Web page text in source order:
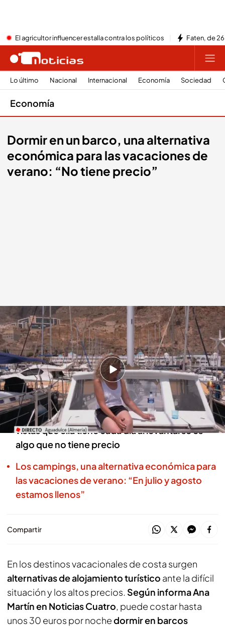
El agricultor influencer estalla contra los políticos Faten, de
Lo último Nacional Internacional Economía Sociedad
Economía
Dormir en un barco, una alternativa
económica para las vacaciones de
verano: “No tiene precio”
Así es dormir en un barco amarrado en el puerto
Redacción digital Noticias Cuatro
09 JUL 2024 - 11:00h.
Dormir en barcos atracados en los puertos
puede costar hasta unos 30 euros por noche
Una propietaria de un barco expresa que las
vistas que ella tiene cada día al levantarse es
algo que no tiene precio
Los campings, una alternativa económica para
las vacaciones de verano: “En julio y agosto
estamos llenos”
Compartir
En los destinos vacacionales de costa surgen
alternativas de alojamiento turístico ante la difícil
situación y los altos precios. Según informa Ana
Martín en Noticias Cuatro, puede costar hasta
unos 30 euros por nochedormir en barcos